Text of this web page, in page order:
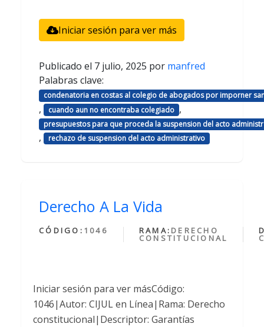
Iniciar sesión para ver más
Publicado el 7 julio, 2025 por manfred
Palabras clave:
condenatoria en costas al colegio de abogados por imporner
, cuando aun no encontraba colegiado ,
presupuestos para que proceda la suspension del acto
, rechazo de suspension del acto administrativo
Derecho A La Vida
CÓDIGO: 1046 RAMA: DERECHO
CONSTITUCIONAL
Iniciar sesión para ver másCódigo:
1046|Autor: CIJUL en Línea|Rama: Derecho
constitucional|Descriptor: Garantías